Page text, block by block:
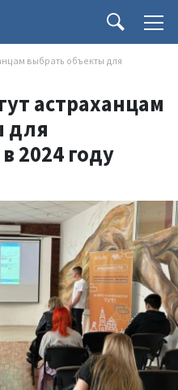
выбрать объекты для
астраханцам
для
2024 году